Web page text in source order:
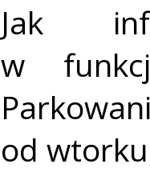
Jak
w
od